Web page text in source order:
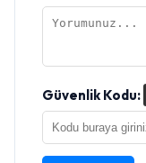
Güvenlik Kodu: